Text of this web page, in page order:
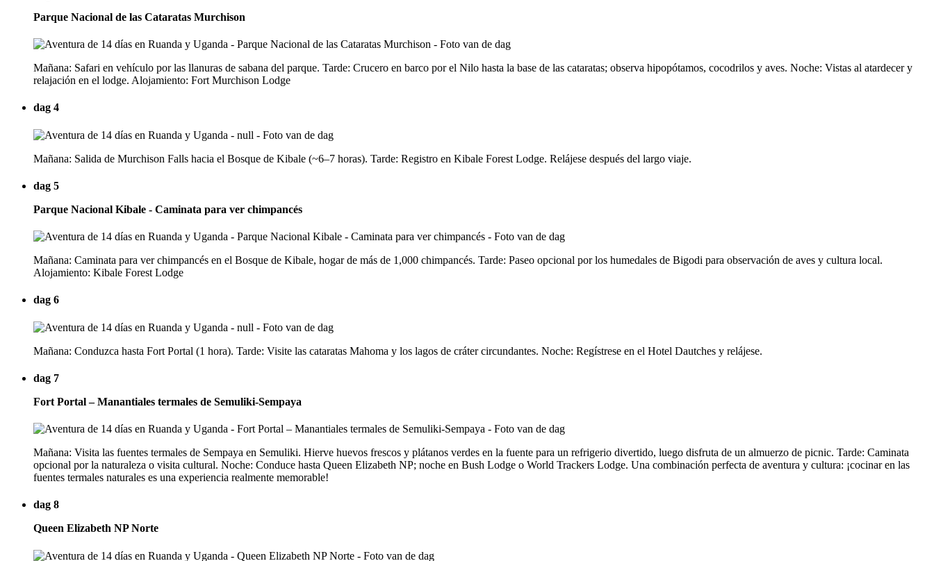
Parque Nacional de las Cataratas Murchison
Mañana: Safari en vehículo por las llanuras de sabana del parque. Tarde: Crucero en barco por el Nilo hasta la base de las cataratas; observa hipopótamos, cocodrilos y aves. Noche: Vistas al atardecer y
relajación en el lodge. Alojamiento: Fort Murchison Lodge
dag 4
Mañana: Salida de Murchison Falls hacia el Bosque de Kibale (~6–7 horas). Tarde: Registro en Kibale Forest Lodge. Relájese después del largo viaje.
dag 5
Parque Nacional Kibale - Caminata para ver chimpancés
Mañana: Caminata para ver chimpancés en el Bosque de Kibale, hogar de más de 1,000 chimpancés. Tarde: Paseo opcional por los humedales de Bigodi para observación de aves y cultura local.
Alojamiento: Kibale Forest Lodge
dag 6
Mañana: Conduzca hasta Fort Portal (1 hora). Tarde: Visite las cataratas Mahoma y los lagos de cráter circundantes. Noche: Regístrese en el Hotel Dautches y relájese.
dag 7
Fort Portal – Manantiales termales de Semuliki-Sempaya
Mañana: Visita las fuentes termales de Sempaya en Semuliki. Hierve huevos frescos y plátanos verdes en la fuente para un refrigerio divertido, luego disfruta de un almuerzo de picnic. Tarde: Caminata
opcional por la naturaleza o visita cultural. Noche: Conduce hasta Queen Elizabeth NP; noche en Bush Lodge o World Trackers Lodge. Una combinación perfecta de aventura y cultura: ¡cocinar en las
fuentes termales naturales es una experiencia realmente memorable!
dag 8
Queen Elizabeth NP Norte